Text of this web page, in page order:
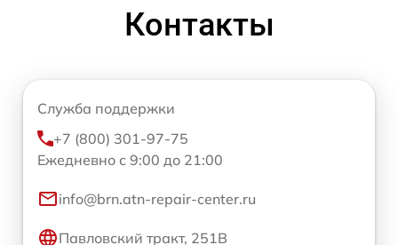
Контакты
Служба поддержки
+7 (800) 301-97-75
Ежедневно с 9:00 до 21:00
info@brn.atn-repair-center.ru
Павловский тракт, 251В